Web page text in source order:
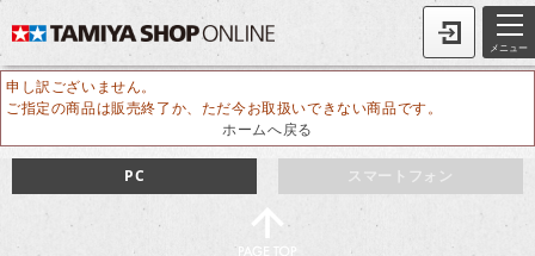
メニュー
申し訳ございません。
ご指定の商品は販売終了か、ただ今お取扱いできない商品です。
ホームへ戻る
スマートフォン
PC